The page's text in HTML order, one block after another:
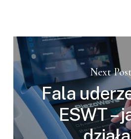
Next Post
Fala
ESWT –